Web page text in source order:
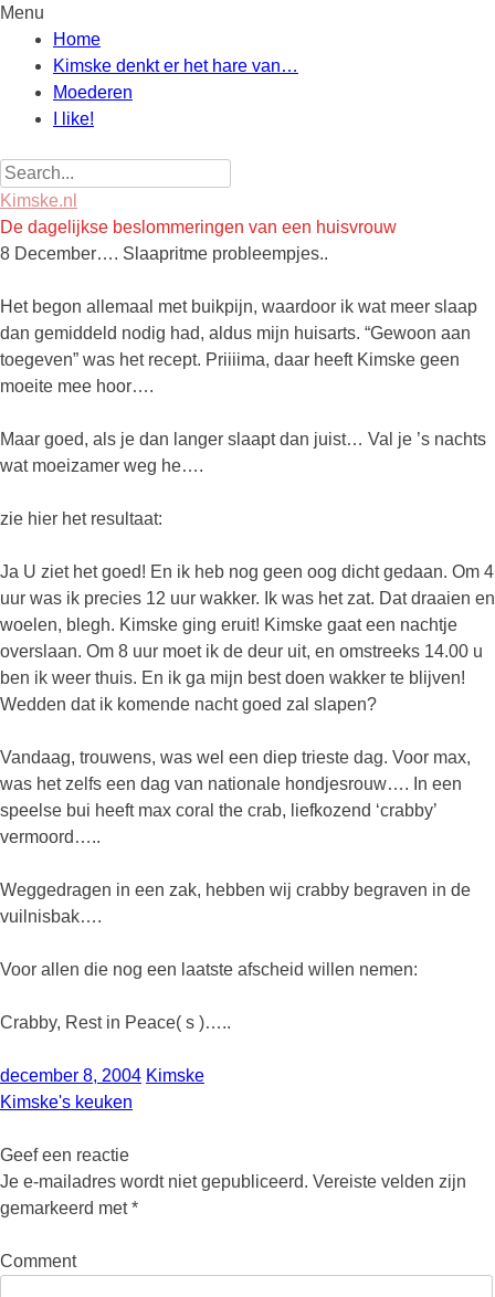
Menu
content
Home
Kimske denkt er het hare van…
Moederen
I like!
Search
for:
Kimske.nl
De dagelijkse beslommeringen van een huisvrouw
8 December…. Slaapritme probleempjes..
Het begon allemaal met buikpijn, waardoor ik wat meer slaap
dan gemiddeld nodig had, aldus mijn huisarts. “Gewoon aan
toegeven” was het recept. Priiiima, daar heeft Kimske geen
moeite mee hoor….
Maar goed, als je dan langer slaapt dan juist… Val je ’s nachts
wat moeizamer weg he….
zie hier het resultaat:
Ja U ziet het goed! En ik heb nog geen oog dicht gedaan. Om 4
uur was ik precies 12 uur wakker. Ik was het zat. Dat draaien en
woelen, blegh. Kimske ging eruit! Kimske gaat een nachtje
overslaan. Om 8 uur moet ik de deur uit, en omstreeks 14.00 u
ben ik weer thuis. En ik ga mijn best doen wakker te blijven!
Wedden dat ik komende nacht goed zal slapen?
Vandaag, trouwens, was wel een diep trieste dag. Voor max,
was het zelfs een dag van nationale hondjesrouw…. In een
speelse bui heeft max coral the crab, liefkozend ‘crabby’
vermoord…..
Weggedragen in een zak, hebben wij crabby begraven in de
vuilnisbak….
Voor allen die nog een laatste afscheid willen nemen:
Crabby, Rest in Peace( s )…..
december 8, 2004 Kimske
Kimske's keuken
Geef een reactie
Je e-mailadres wordt niet gepubliceerd. Vereiste velden zijn
gemarkeerd met*
Comment